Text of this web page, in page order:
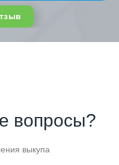
вопросы?
выкупа